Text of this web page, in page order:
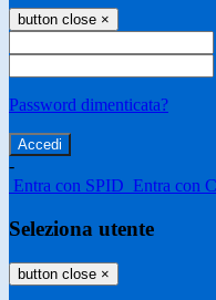
button close ×
Password dimenticata?
-
Entra con SPID Entra con
Seleziona utente
button close ×